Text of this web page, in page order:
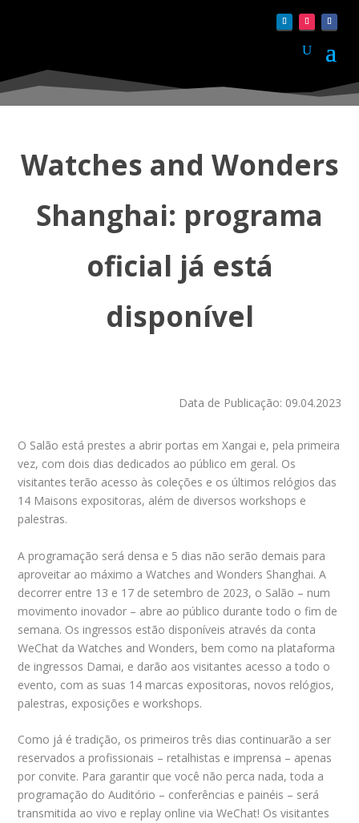
Watches and Wonders
Shanghai: programa
oficial já está
disponível
Data de Publicação: 09.04.2023
O Salão está prestes a abrir portas em Xangai e, pela primeira
vez, com dois dias dedicados ao público em geral. Os
visitantes terão acesso às coleções e os últimos relógios das
14 Maisons expositoras, além de diversos workshops e
palestras.
A programação será densa e 5 dias não serão demais para
aproveitar ao máximo a Watches and Wonders Shanghai. A
decorrer entre 13 e 17 de setembro de 2023, o Salão – num
movimento inovador – abre ao público durante todo o fim de
semana. Os ingressos estão disponíveis através da conta
WeChat da Watches and Wonders, bem como na plataforma
de ingressos Damai, e darão aos visitantes acesso a todo o
evento, com as suas 14 marcas expositoras, novos relógios,
palestras, exposições e workshops.
Como já é tradição, os primeiros três dias continuarão a ser
reservados a profissionais – retalhistas e imprensa – apenas
por convite. Para garantir que você não perca nada, toda a
programação do Auditório – conferências e painéis – será
transmitida ao vivo e replay online via WeChat! Os visitantes